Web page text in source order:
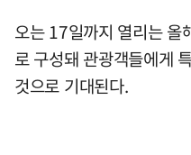
오는 17일까지 열리는 올
로 구성돼 관광객들에게
것으로 기대된다.